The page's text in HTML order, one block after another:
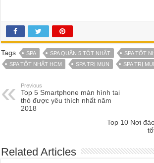
Tags SPA SPA QUẬN 5 TỐT NHẤT
SPA TỐT
SPA TỐT NHẤT HCM
SPA TRỊ MỤN SPA TRỊ
Previous
Top 5 Smartphone màn hình tai
thỏ được yêu thích nhất năm
2018
Top 10 Nơi
Related Articles